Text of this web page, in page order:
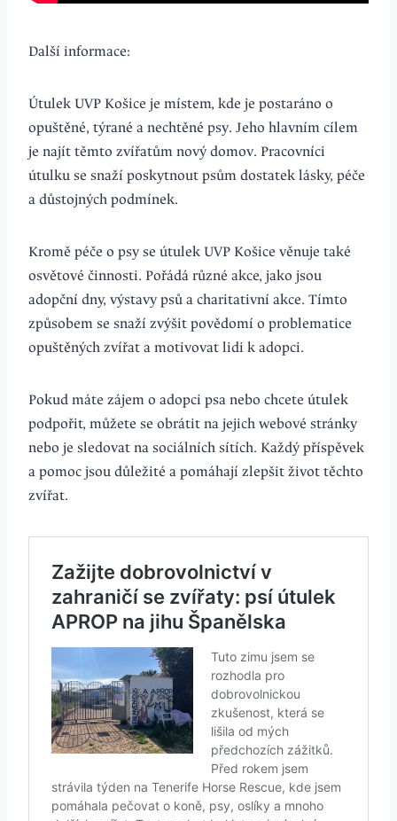
Další informace:
Útulek UVP Košice je místem, kde je postaráno o
opuštěné, týrané a nechtěné psy. Jeho hlavním cílem
je najít těmto zvířatům nový domov. Pracovníci
útulku se snaží poskytnout psům dostatek lásky, péče
a důstojných podmínek.
Kromě péče o psy se útulek UVP Košice věnuje také
osvětové činnosti. Pořádá různé akce, jako jsou
adopční dny, výstavy psů a charitativní akce. Tímto
způsobem se snaží zvýšit povědomí o problematice
opuštěných zvířat a motivovat lidi k adopci.
Pokud máte zájem o adopci psa nebo chcete útulek
podpořit, můžete se obrátit na jejich webové stránky
nebo je sledovat na sociálních sítích. Každý příspěvek
a pomoc jsou důležité a pomáhají zlepšit život těchto
zvířat.